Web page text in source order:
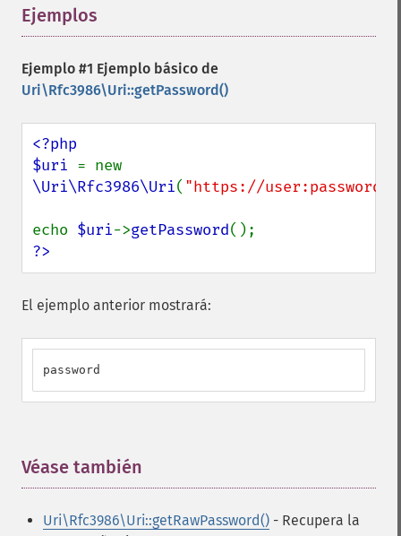
Ejemplos
Ejemplo #1 Ejemplo básico de
Uri\Rfc3986\Uri::getPassword()
<?php
$uri
\Uri\Rfc3986\Uri( "https://
echo $uri->getPassword
?>
El ejemplo anterior mostrará:
password
Véase también
Uri\Rfc3986\Uri::getRawPassword() - Recupera la